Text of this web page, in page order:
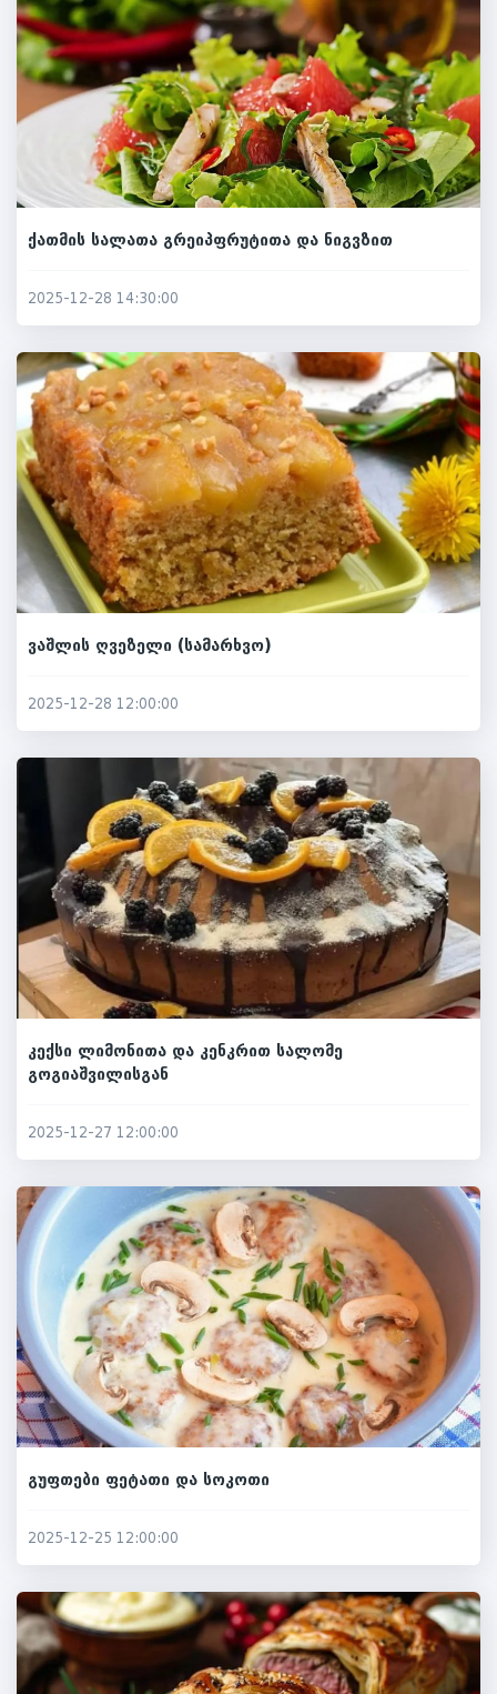
ქათმის სალათა გრეიპფრუტითა და ნიგვზით
2025-12-28 14:30:00
ვაშლის ღვეზელი (სამარხვო)
2025-12-28 12:00:00
კექსი ლიმონითა და კენკრით სალომე
გოგიაშვილისგან
2025-12-27 12:00:00
გუფთები ფეტათი და სოკოთი
2025-12-25 12:00:00